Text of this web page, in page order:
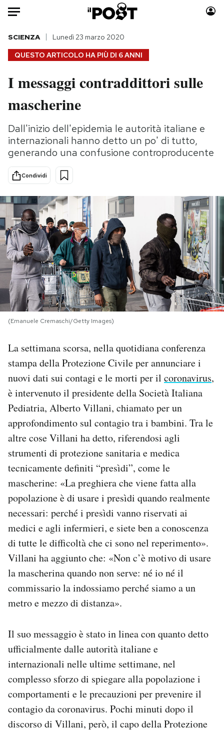
Auto
HOME
Italia
Politica
Tecnologia
Internet
Scienza
Cultura
Economia
Sport
Moda
Storie/Idee
Ok Boomer!
Media
Mondiali calcio 2026
PODCAST
NEWSLETTER
I MIEI PREFERITI
SHOP
CALENDARIO
AREA PERSONALE
Newsletter
Notifiche mobile
Regala il Post
Hai bisogno di aiuto?
Esci
QUESTO ARTICOLO HA PIÙ DI 6 ANNI
SCIENZA Lunedì 23 marzo 2020
I messaggi contraddittori sulle
mascherine
Dall'inizio dell'epidemia le autorità italiane e
internazionali hanno detto un po' di tutto,
generando una confusione controproducente
Condividi
(Emanuele Cremaschi/Getty Images)
La settimana scorsa, nella quotidiana conferenza
stampa della Protezione Civile per annunciare i
nuovi dati sui contagi e le morti per il coronavirus,
è intervenuto il presidente della Società Italiana
Pediatria, Alberto Villani, chiamato per un
approfondimento sul contagio tra i bambini. Tra le
altre cose Villani ha detto, riferendosi agli
strumenti di protezione sanitaria e medica
tecnicamente definiti “presìdi”, come le
mascherine: «La preghiera che viene fatta alla
popolazione è di usare i presìdi quando realmente
necessari: perché i presìdi vanno riservati ai
medici e agli infermieri, e siete ben a conoscenza
di tutte le difficoltà che ci sono nel reperimento».
Villani ha aggiunto che: «Non c’è motivo di usare
la mascherina quando non serve: né io né il
commissario la indossiamo perché siamo a un
metro e mezzo di distanza».
Il suo messaggio è stato in linea con quanto detto
ufficialmente dalle autorità italiane e
internazionali nelle ultime settimane, nel
complesso sforzo di spiegare alla popolazione i
comportamenti e le precauzioni per prevenire il
contagio da coronavirus. Pochi minuti dopo il
discorso di Villani, però, il capo della Protezione